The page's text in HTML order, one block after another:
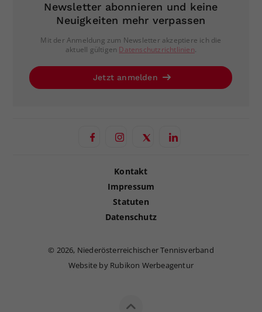
Newsletter abonnieren und keine
Neuigkeiten mehr verpassen
Mit der Anmeldung zum Newsletter akzeptiere ich die
aktuell gültigen Datenschutzrichtlinien.
Jetzt anmelden
Kontakt
Impressum
Statuten
Datenschutz
© 2026, Niederösterreichischer Tennisverband
Website by Rubikon Werbeagentur